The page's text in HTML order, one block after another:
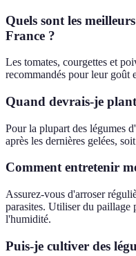
Quels sont les
France ?
Les tomates, courgettes et
recommandés pour leur goût
Quand devrais-je
Pour la plupart des légumes
après les dernières gelées,
Comment entretenir
Assurez-vous d'arroser
parasites. Utiliser du paillage
l'humidité.
Puis-je cultiver des